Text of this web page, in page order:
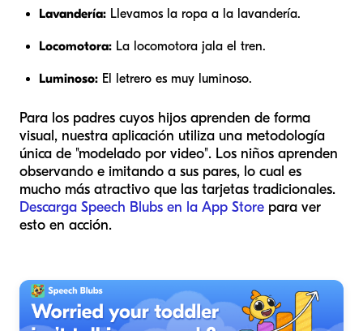
Lavandería: Llevamos la ropa a la lavandería.
Locomotora: La locomotora jala el tren.
Luminoso: El letrero es muy luminoso.
Para los padres cuyos hijos aprenden de forma
visual, nuestra aplicación utiliza una metodología
única de "modelado por video". Los niños aprenden
observando e imitando a sus pares, lo cual es
mucho más atractivo que las tarjetas tradicionales.
Descarga Speech Blubs en la App Store para ver
esto en acción.